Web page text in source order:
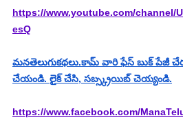
https://www.youtube.com/channel/
esQ
మనతెలుగుకథలు.కామ్ వారి ఫేస్ బుక్ పేజీ
చేయండి. లైక్ చేసి, సబ్స్క్రయిబ్ చెయ్యండి.
https://www.facebook.com/